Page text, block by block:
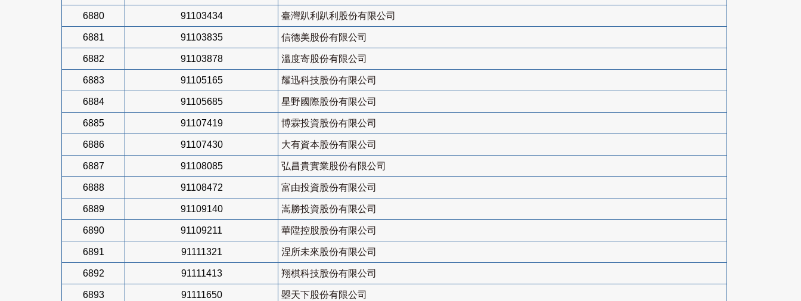
6880 91103434 臺灣趴利趴利股份有限公司
6881 91103835 信德美股份有限公司
6882 91103878 溫度寄股份有限公司
6883 91105165 耀迅科技股份有限公司
6884 91105685 星野國際股份有限公司
6885 91107419 博霖投資股份有限公司
6886 91107430 大有資本股份有限公司
6887 91108085 弘昌貴實業股份有限公司
6888 91108472 富由投資股份有限公司
6889 91109140 嵩勝投資股份有限公司
6890 91109211 華陞控股股份有限公司
6891 91111321 涅所未來股份有限公司
6892 91111413 翔棋科技股份有限公司
6893 91111650 曌天下股份有限公司